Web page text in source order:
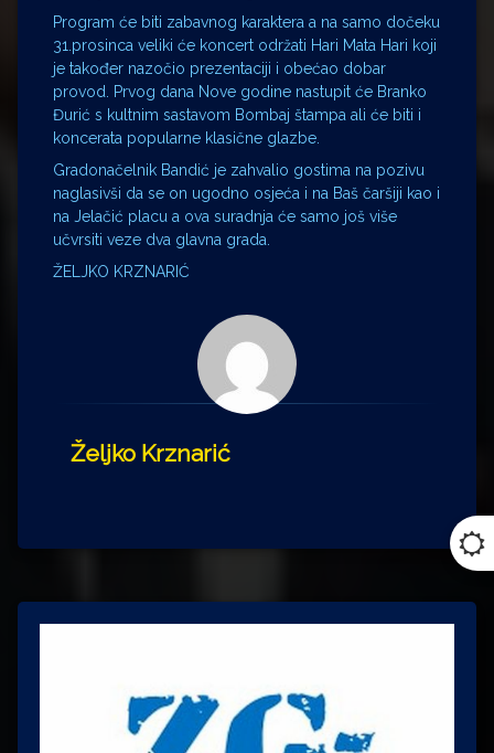
Program će biti zabavnog karaktera a na samo dočeku
31.prosinca veliki će koncert održati Hari Mata Hari koji
je također nazočio prezentaciji i obećao dobar
provod. Prvog dana Nove godine nastupit će Branko
Đurić s kultnim sastavom Bombaj štampa ali će biti i
koncerata popularne klasične glazbe.
Gradonačelnik Bandić je zahvalio gostima na pozivu
naglasivši da se on ugodno osjeća i na Baš čaršiji kao i
na Jelačić placu a ova suradnja će samo još više
učvrsiti veze dva glavna grada.
ŽELJKO KRZNARIĆ
Željko Krznarić